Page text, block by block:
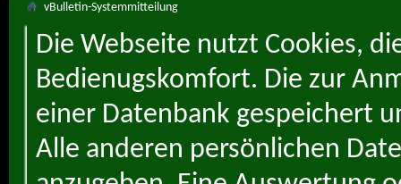
vBulletin-Systemmitteilung
Die Webseite nutzt Cookies,
Bedienugskomfort. Die zur
einer Datenbank gespeichert
Alle anderen persönlichen